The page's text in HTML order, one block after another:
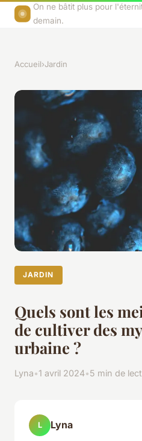
On ne bâtit plus pour
demain.
Accueil›Jardin
JARDIN
Quels sont les
de cultiver des
urbaine ?
Lyna•1 avril 2024•5 min de
L Lyna